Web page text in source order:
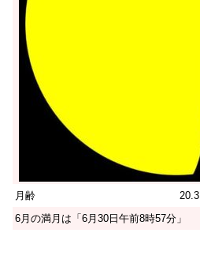
月齢
20.3
6月の満月は「6月30日午前8時57分」